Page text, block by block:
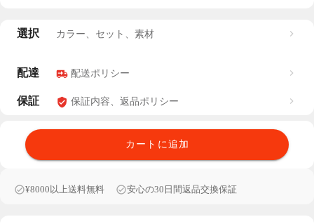
選択 カラー、セット、素材
配達 配送ポリシー
保証 保証内容、返品ポリシー
カートに追加
¥8000以上送料無料 安心の30日間返品交換保証